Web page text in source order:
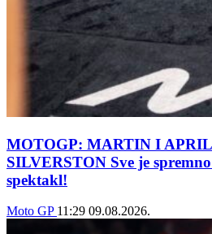
MOTOGP: MARTIN I
SILVERSTON Sve je
spektakl!
Moto GP 11:29 09.08.2026.